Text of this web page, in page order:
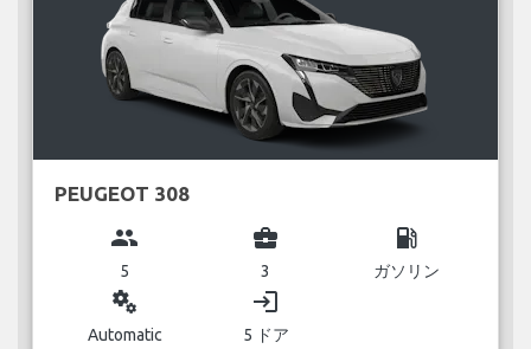
PEUGEOT 308
group
5
business_center
3
local_gas_station
ガソリン
miscellaneous_services
Automatic
login
5 ドア